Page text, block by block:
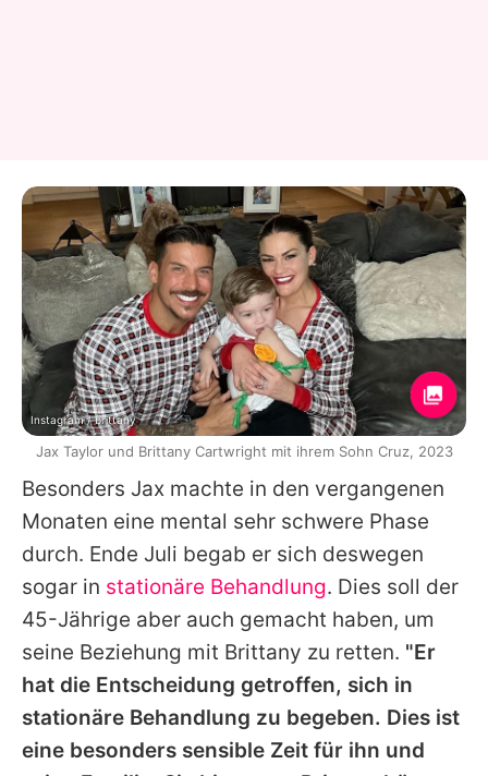
Besonders Jax machte in den vergangenen
Monaten eine mental sehr schwere Phase
durch. Ende Juli begab er sich deswegen
sogar in stationäre Behandlung. Dies soll der
45-Jährige aber auch gemacht haben, um
seine Beziehung mit Brittany zu retten. "Er
hat die Entscheidung getroffen, sich in
stationäre Behandlung zu begeben. Dies ist
eine besonders sensible Zeit für ihn und
Instagram / brittany
Jax Taylor und Brittany Cartwright mit ihrem Sohn Cruz, 2023